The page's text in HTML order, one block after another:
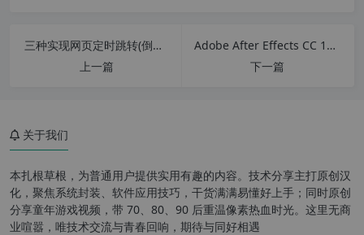
三种实现网页定时跳转(倒计时跳转)代码
上一篇
Adobe After Effects CC 12.0.0.404 简体中文绿色版仅支持win7以上系统
下一篇
WinUtilities Professional 软件
特色
关于我们
本扎根草根，为普通用户提供实用有趣的内容。技术分享主打原创汉
化，聚焦系统封装、软件应用技巧，干货满满易懂好上手；同时原创
分享童年游戏视频，带 70、80、90 后重温像素热血时光。这里无商
业喧嚣，唯技术交流与青春回响，期待与同好相遇